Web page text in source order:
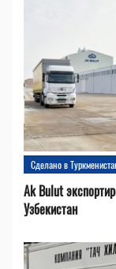
Сделано в
Ak Bulut
Узбекистан